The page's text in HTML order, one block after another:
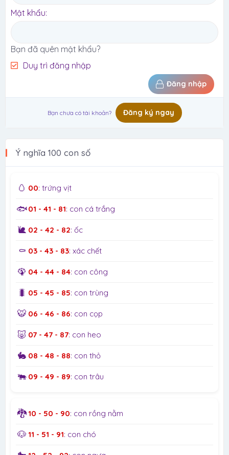
Mật khẩu
Bạn đã quên mật khẩu?
Duy trì đăng nhập
Đăng nhập
Bạn chưa có tài khoản? Đăng ký ngay
Ý nghĩa 100 con số
🥚 00: trứng vịt
🐟01 - 41 - 81: con cá trắng
🐌 02 - 42 - 82: ốc
⚰️ 03 - 43 - 83: xác chết
🦚 04 - 44 - 84: con công
🐛 05 - 45 - 85: con trùng
🐯 06 - 46 - 86: con cọp
🐷 07 - 47 - 87: con heo
🐇 08 - 48 - 88: con thỏ
🐃 09 - 49 - 89: con trâu
🐉10 - 50 - 90: con rồng nằm
🐶 11 - 51 - 91: con chó